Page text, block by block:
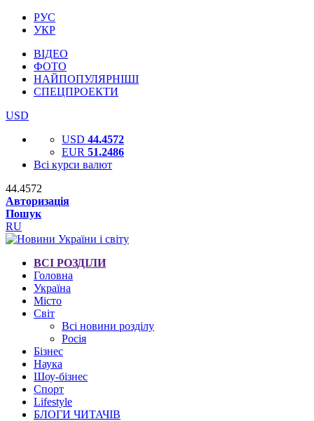
РУС
УКР
ВІДЕО
ФОТО
НАЙПОПУЛЯРНІШІ
СПЕЦПРОЕКТИ
USD
USD 44.4572
EUR 51.2486
Всі курси валют
44.4572
Авторизація
Пошук
RU
ВСІ РОЗДІЛИ
Головна
Україна
Місто
Світ
Всі новини розділу
Росія
Бізнес
Наука
Шоу-бізнес
Спорт
Lifestyle
БЛОГИ ЧИТАЧІВ